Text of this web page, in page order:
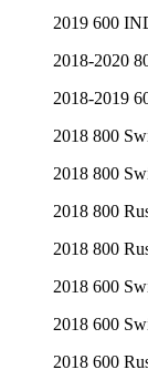
2019 600
2018-2020
2018-2019
2018 800
2018 800
2018 800
2018 800
2018 600
2018 600
2018 600